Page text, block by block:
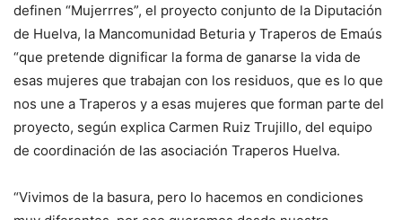
definen “Mujerrres”, el proyecto conjunto de la Diputación
de Huelva, la Mancomunidad Beturia y Traperos de Emaús
“que pretende dignificar la forma de ganarse la vida de
esas mujeres que trabajan con los residuos, que es lo que
nos une a Traperos y a esas mujeres que forman parte del
proyecto, según explica Carmen Ruiz Trujillo, del equipo
de coordinación de las asociación Traperos Huelva.
“Vivimos de la basura, pero lo hacemos en condiciones